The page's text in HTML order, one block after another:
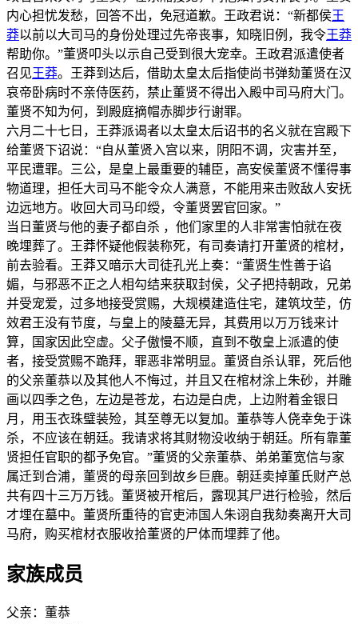
内心担忧发愁，回答不出，免冠道歉。王政君说：“新都侯王
莽以前以大司马的身份处理过先帝丧事，知晓旧例，我令王莽
帮助你。”董贤叩头以示自己受到很大宠幸。王政君派遣使者
召见王莽。王莽到达后，借助太皇太后指使尚书弹劾董贤在汉
哀帝卧病时不亲侍医药，禁止董贤不得出入殿中司马府大门。
董贤不知为何，到殿庭摘帽赤脚步行谢罪。
六月二十七日，王莽派谒者以太皇太后诏书的名义就在宫殿下
给董贤下诏说：“自从董贤入宫以来，阴阳不调，灾害并至，
平民遭罪。三公，是皇上最重要的辅臣，高安侯董贤不懂得事
物道理，担任大司马不能令众人满意，不能用来击败敌人安抚
边远地方。收回大司马印绶，令董贤罢官回家。”
当日董贤与他的妻子都自杀 ，他们家里的人非常害怕就在夜
晚埋葬了。王莽怀疑他假装称死，有司奏请打开董贤的棺材，
前去验看。王莽又暗示大司徒孔光上奏：“董贤生性善于谄
媚，与邪恶不正之人相勾结来获取封侯，父子把持朝政，兄弟
并受宠爱，过多地接受赏赐，大规模建造住宅，建筑坟茔，仿
效君王没有节度，与皇上的陵墓无异，其费用以万万钱来计
算，国家因此空虚。父子傲慢不顺，直到不敬皇上派遣的使
者，接受赏赐不跪拜，罪恶非常明显。董贤自杀认罪，死后他
的父亲董恭以及其他人不悔过，并且又在棺材涂上朱砂，并雕
画以四季之色，左边是苍龙，右边是白虎，上边附着金银日
月，用玉衣珠璧装殓，其至尊无以复加。董恭等人侥幸免于诛
杀，不应该在朝廷。我请求将其财物没收纳于朝廷。所有靠董
贤担任官职的都予免官。”董贤的父亲董恭、弟弟董宽信与家
属迁到合浦，董贤的母亲回到故乡巨鹿。朝廷卖掉董氏财产总
共有四十三万万钱。董贤被开棺后，露现其尸进行检验，然后
才埋在墓中。董贤所重待的官吏沛国人朱诩自我劾奏离开大司
马府，购买棺材衣服收拾董贤的尸体而埋葬了他。
家族成员
父亲：董恭